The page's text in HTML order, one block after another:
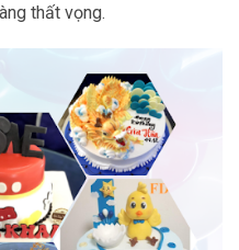
thất vọng.